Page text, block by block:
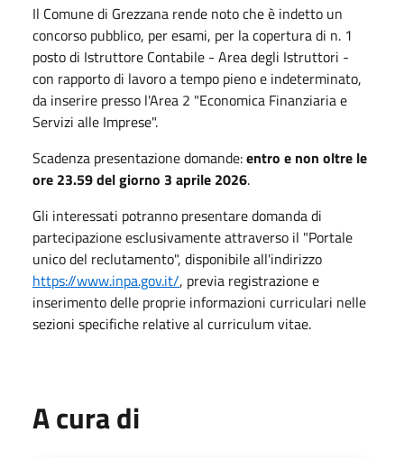
Il Comune di Grezzana rende noto che è indetto un
concorso pubblico, per esami, per la copertura di n. 1
posto di Istruttore Contabile - Area degli Istruttori -
con rapporto di lavoro a tempo pieno e indeterminato,
da inserire presso l'Area 2 "Economica Finanziaria e
Servizi alle Imprese".
Scadenza presentazione domande:entro e non oltre le
ore 23.59 del giorno 3 aprile 2026.
Gli interessati potranno presentare domanda di
partecipazione esclusivamente attraverso il "Portale
unico del reclutamento", disponibile all'indirizzo
https://www.inpa.gov.it/, previa registrazione e
inserimento delle proprie informazioni curriculari nelle
sezioni specifiche relative al curriculum vitae.
A cura di